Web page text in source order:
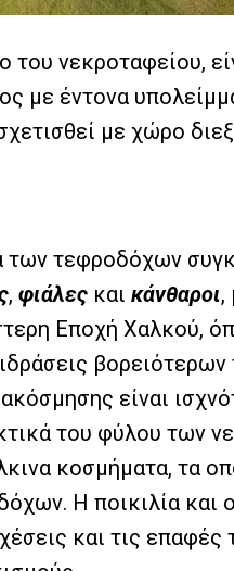
του νεκροταφείου,
με έντονα
με χώρο
τεφροδόχων
, φιάλες και κάνθαροι,
Εποχή Χαλκού,
είναι
του φύλου των
κοσμήματα, τα
Η ποικιλία και
και τις